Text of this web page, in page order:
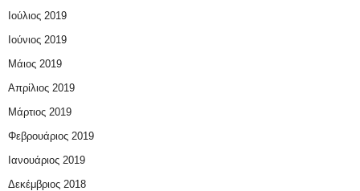
Ιούλιος 2019
Ιούνιος 2019
Μάιος 2019
Απρίλιος 2019
Μάρτιος 2019
Φεβρουάριος 2019
Ιανουάριος 2019
Δεκέμβριος 2018